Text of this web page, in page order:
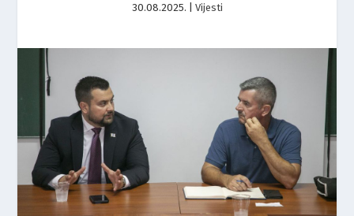
30.08.2025. Vijesti